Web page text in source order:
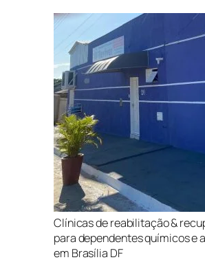
Clínicas de reabilitação &
para dependentes químicos e
em Brasília DF